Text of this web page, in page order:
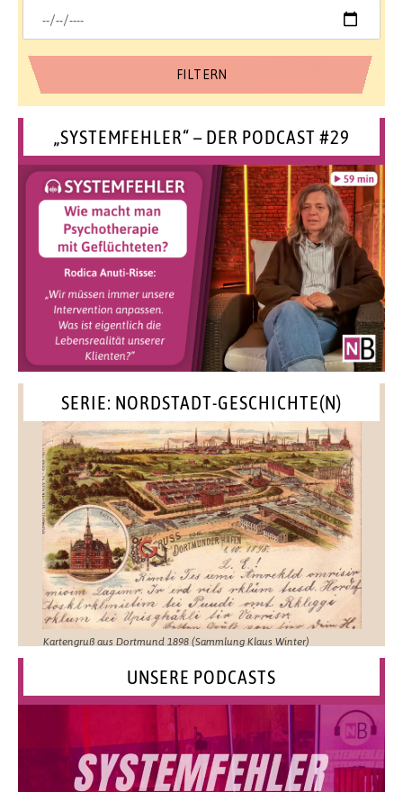
„SYSTEMFEHLER“ – DER PODCAST #29
SERIE: NORDSTADT-GESCHICHTE(N)
Kartengruß aus Dortmund 1898 (Sammlung Klaus Winter)
UNSERE PODCASTS